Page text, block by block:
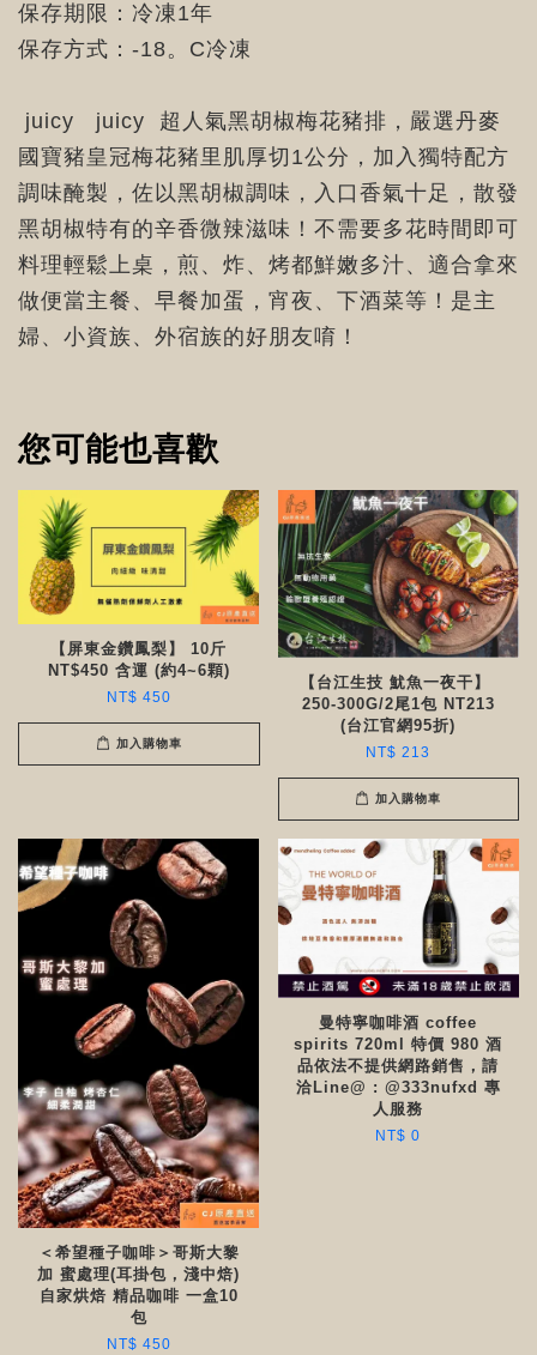
保存期限：冷凍1年
保存方式：-18。C冷凍
juicy juicy 超人氣黑胡椒梅花豬排，嚴選丹麥
國寶豬皇冠梅花豬里肌厚切1公分，加入獨特配方
調味醃製，佐以黑胡椒調味，入口香氣十足，散發
黑胡椒特有的辛香微辣滋味！不需要多花時間即可
料理輕鬆上桌，煎、炸、烤都鮮嫩多汁、適合拿來
做便當主餐、早餐加蛋，宵夜、下酒菜等！是主
婦、小資族、外宿族的好朋友唷！
您可能也喜歡
【屏東金鑽鳳梨】 10斤
NT$450 含運 (約4~6顆)
NT$ 450
加入購物車
【台江生技 魷魚一夜干】
250-300G/2尾1包 NT213
(台江官網95折)
NT$ 213
加入購物車
＜希望種子咖啡＞哥斯大黎
加 蜜處理(耳掛包，淺中焙)
自家烘焙 精品咖啡 一盒10
包
NT$ 450
曼特寧咖啡酒 coffee
spirits 720ml 特價 980 酒
品依法不提供網路銷售，請
洽Line@ : @333nufxd 專
人服務
NT$ 0